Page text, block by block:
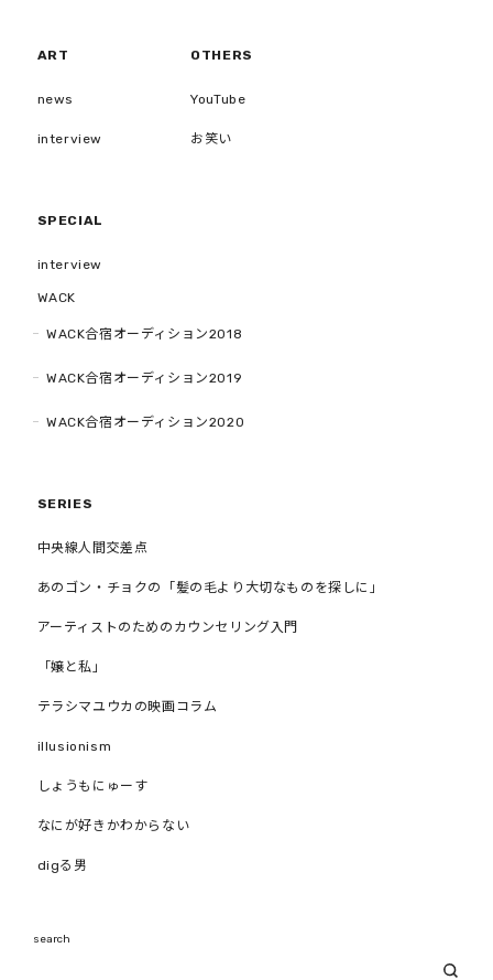
ART
news
interview
OTHERS
YouTube
お笑い
SPECIAL
interview
WACK
WACK合宿オーディション2018
WACK合宿オーディション2019
WACK合宿オーディション2020
SERIES
中央線人間交差点
あのゴン・チョクの「髪の毛より大切なものを探しに」
アーティストのためのカウンセリング入門
「嬢と私」
テラシマユウカの映画コラム
illusionism
しょうもにゅーす
なにが好きかわからない
digる男
search